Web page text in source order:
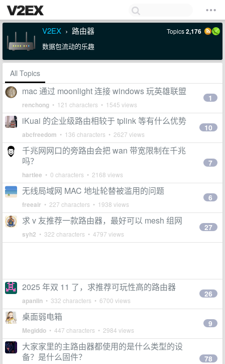
V2EX › 路由器 Topics2,176
数据包流动的乐趣
All Topics
mac 通过 moonlight 连接 windows 玩英雄联盟
renchong • 121 characters • 1545 views
1
iKuai 的企业级路由相较于 tplink 等有什么优势
abcfreedom • 136 characters • 2627 views
10
千兆网网口的旁路由会把 wan 带宽限制在千兆
吗？
hartlee • 0 characters • 2168 views
7
无线局域网 MAC 地址轮替被滥用的问题
freeair • 227 characters • 1938 views
6
求 v 友推荐一款路由器，最好可以 mesh 组网
syh2 • 322 characters • 4797 views
27
2025 年双 11 了，求推荐可玩性高的路由器
apanlin • 332 characters • 6700 views
26
桌面弱电箱
Megiddo • 447 characters • 2984 views
9
大家家里的主路由器都使用的是什么类型的设
备？是什么固件？
78